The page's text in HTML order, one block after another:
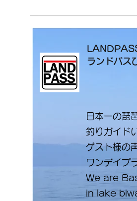
ランドパス
日本一の琵
釣りガイド
ゲスト様の
ワンデイプ
​We are
in lake